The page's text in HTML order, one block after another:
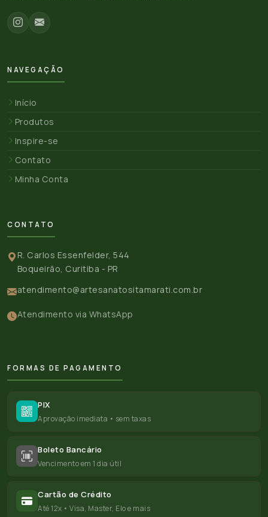
NAVEGAÇÃO
Início
Produtos
Inspire-se
Contato
Minha Conta
CONTATO
R. Carlos Essenfelder, 544
Boqueirão, Curitiba - PR
atendimento@artesanatositamarati.com.br
Atendimento via WhatsApp
FORMAS DE PAGAMENTO
PIX
Aprovação imediata • sem taxas
Boleto Bancário
Vencimento em 1 dia útil
Cartão de Crédito
Até 12x • Visa, Master, Elo e mais